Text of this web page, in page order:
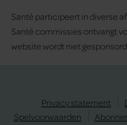
Santé participeert in diverse
Santé commissies ontvangt
website wordt niet
Privacy statement
Spelvoorwaarden